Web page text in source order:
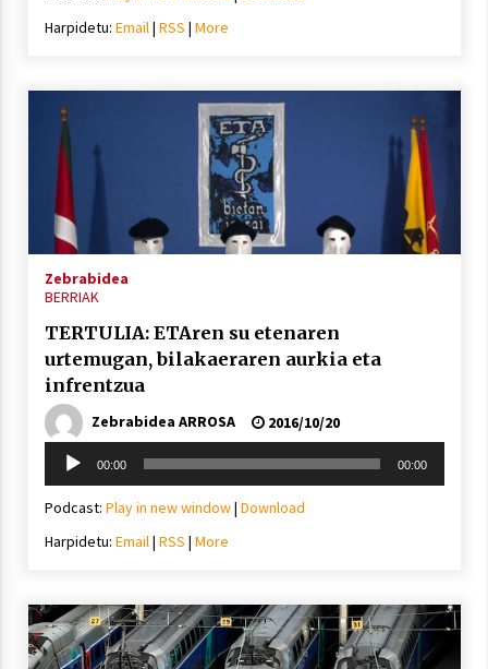
2021/07/16
2021/07/06
EHZtik
2021/07/01
Harpidetu: Email| RSS | More
Zebrabidea
BERRIAK
TERTULIA: ETAren su etenaren
urtemugan, bilakaeraren aurkia eta
infrentzua
Zebrabidea ARROSA
2016/10/20
Soinu
erreproduzigailua
00:00 00:00
Podcast: Play in new window| Download
Harpidetu: Email| RSS | More